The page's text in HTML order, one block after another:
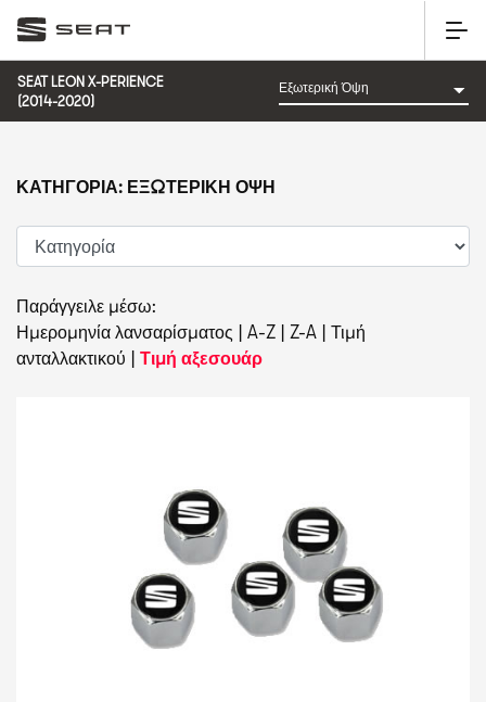
SEAT LEON X-PERIENCE
(2014-2020)
Παράγγειλε μέσω:
Ημερομηνία λανσαρίσματος | A-Z | Z-A | Τιμή
ανταλλακτικού | Τιμή αξεσουάρ
ΚΑΤΗΓΟΡΊΑ: ΕΞΩΤΕΡΙΚΉ ΌΨΗ